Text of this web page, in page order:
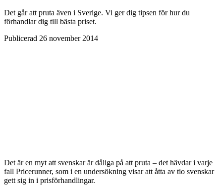
Det går att pruta även i Sverige. Vi ger dig tipsen för hur du
förhandlar dig till bästa priset.
Publicerad 26 november 2014
Det är en myt att svenskar är dåliga på att pruta – det hävdar i varje
fall Pricerunner, som i en undersökning visar att åtta av tio svenskar
gett sig in i prisförhandlingar.